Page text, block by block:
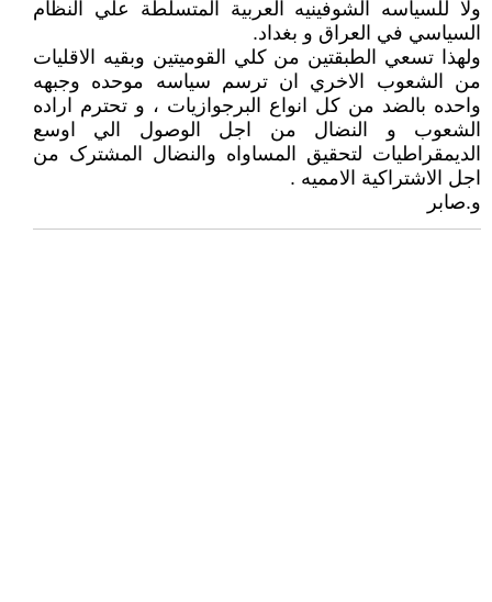
ولا للسياسە الشوفينيە العربية المتسلطة علي النظام
السياسي في العراق و بغداد.
ولهذا تسعي الطبقتين من کلي القوميتين وبقيە الاقليات
من الشعوب الاخري ان ترسم سياسە موحدە وجبهە
واحدە بالضد من کل انواع البرجوازيات ، و تحترم ارادە
الشعوب و النضال من اجل الوصول الي اوسع
الديمقراطيات لتحقيق المساواە والنضال المشترک من
اجل الاشتراکية الامميە .
و.صابر